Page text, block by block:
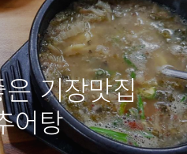
기장맛집
어탕